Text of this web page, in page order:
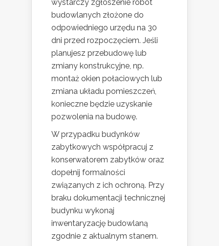
wystarczy zgłoszenie robót
budowlanych złożone do
odpowiedniego urzędu na 30
dni przed rozpoczęciem. Jeśli
planujesz przebudowę lub
zmiany konstrukcyjne, np.
montaż okien połaciowych lub
zmiana układu pomieszczeń,
konieczne będzie uzyskanie
pozwolenia na budowę.
W przypadku budynków
zabytkowych współpracuj z
konserwatorem zabytków oraz
dopełnij formalności
związanych z ich ochroną. Przy
braku dokumentacji technicznej
budynku wykonaj
inwentaryzację budowlaną
zgodnie z aktualnym stanem.